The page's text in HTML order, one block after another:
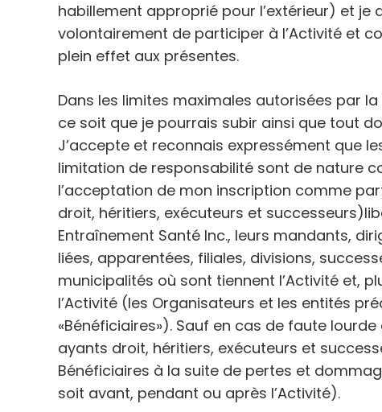
habillement approprié pour l’extérieur) et je
volontairement de participer à l’Activité et
plein effet aux présentes.
Dans les limites maximales autorisées par
ce soit que je pourrais subir ainsi que tout
J’accepte et reconnais expressément que
limitation de responsabilité sont de nature
l’acceptation de mon inscription comme
droit, héritiers, exécuteurs et
Entraînement Santé Inc., leurs mandants,
liées, apparentées, filiales, divisions,
municipalités où sont tiennent l’Activité et,
l’Activité (les Organisateurs et les entités
«Bénéficiaires»). Sauf en cas de faute
ayants droit, héritiers, exécuteurs et
Bénéficiaires à la suite de pertes et
soit avant, pendant ou après l’Activité).